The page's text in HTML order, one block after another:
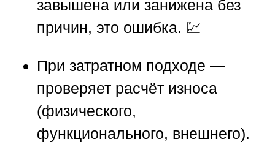
завышена или занижена без
причин, это ошибка. 💹
При затратном подходе —
проверяет расчёт износа
(физического,
функционального, внешнего).